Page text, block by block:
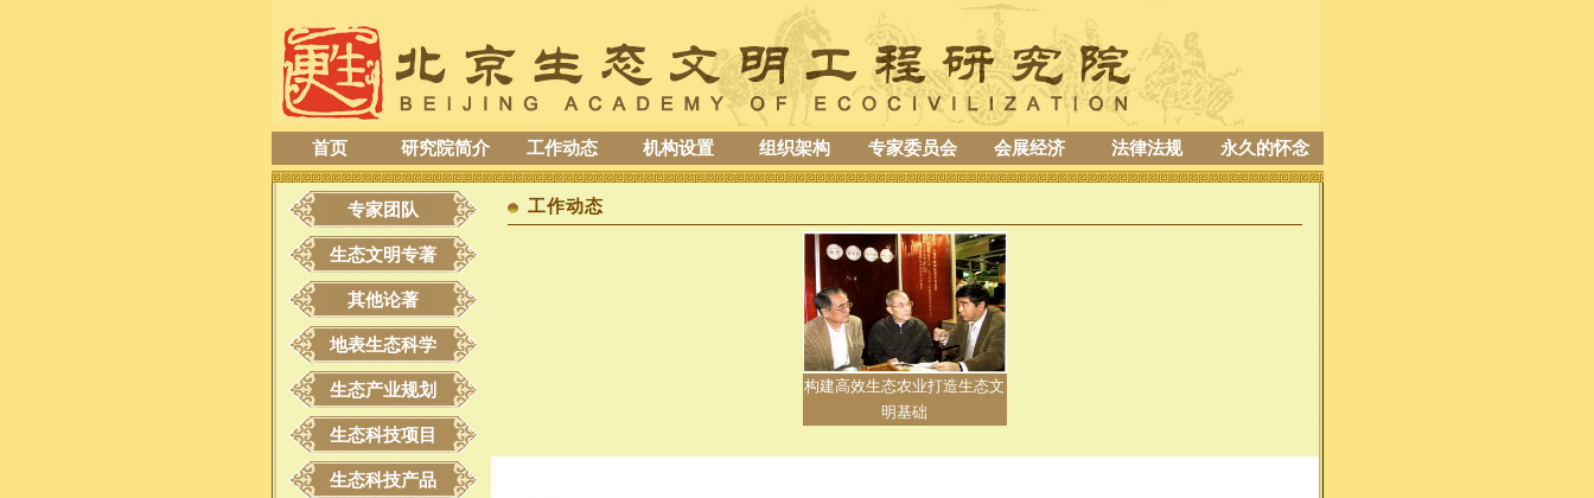
首页 研究院简介 工作动态 机构设置 组织架构 专家委员会 会展经济 法律法规 永久的怀念
专家团队
生态文明专著
其他论著
地表生态科学
生态产业规划
生态科技项目
生态科技产品
工作动态
构建高效生态农业打造生态文
明基础